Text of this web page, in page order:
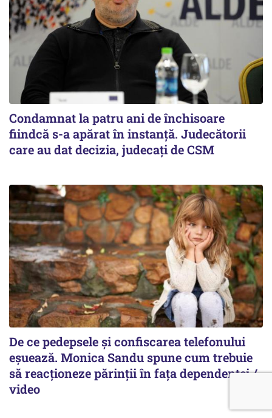
Condamnat la patru ani de închisoare
fiindcă s-a apărat în instanță. Judecătorii
care au dat decizia, judecați de CSM
De ce pedepsele și confiscarea telefonului
eșuează. Monica Sandu spune cum trebuie
să reacționeze părinții în fața dependenței /
video